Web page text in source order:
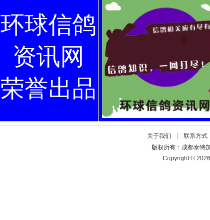
环球信鸽
资讯网
荣誉出品
关于我们 联系方式
版权所有：成都泰特
Copyright ©